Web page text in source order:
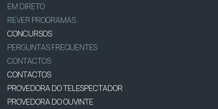
EM DIRETO
REVER PROGRAMAS
CONCURSOS
PERGUNTAS FREQUENTES
CONTACTOS
CONTACTOS
PROVEDORA DO TELESPECTADOR
PROVEDORA DO OUVINTE